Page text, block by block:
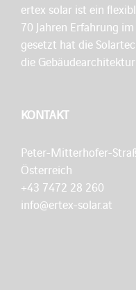
ertex solar ist ein
70 Jahren Erfahrung
gesetzt hat die
die
KONTAKT
Peter-Mitterhofer-
Österreich
+43 7472 28 260
info@ertex-solar.at